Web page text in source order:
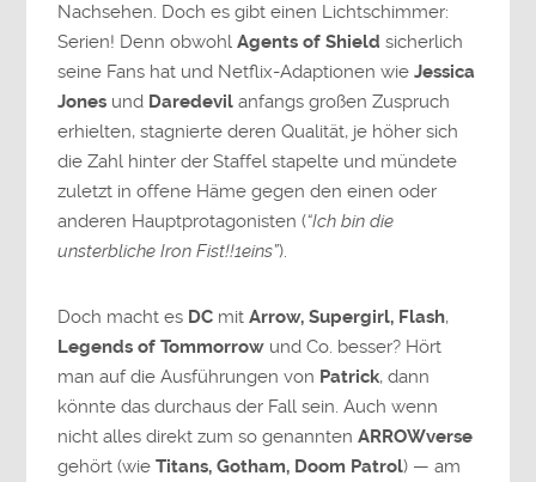
Nachsehen. Doch es gibt einen Lichtschimmer:
Serien! Denn obwohlAgents of Shield sicherlich
seine Fans hat und Netflix-Adaptionen wieJessica
Jones und Daredevil anfangs großen Zuspruch
erhielten, stagnierte deren Qualität, je höher sich
die Zahl hinter der Staffel stapelte und mündete
zuletzt in offene Häme gegen den einen oder
anderen Hauptprotagonisten (“Ich bin die
unsterbliche Iron Fist!!1eins”).
Doch macht es DC mitArrow, Supergirl, Flash,
Legends of Tommorrow und Co. besser? Hört
man auf die Ausführungen von Patrick, dann
könnte das durchaus der Fall sein. Auch wenn
nicht alles direkt zum so genanntenARROWverse
gehört (wieTitans, Gotham, Doom Patrol) — am